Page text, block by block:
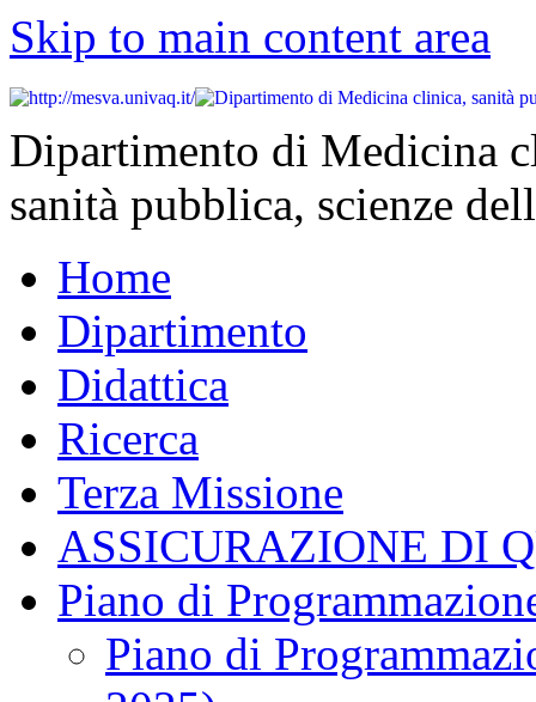
Skip to main content area
Dipartimento di Medicina
sanità pubblica, scienze
Home
Dipartimento
Didattica
Ricerca
Terza Missione
ASSICURAZIONE DI
Piano di
Piano di